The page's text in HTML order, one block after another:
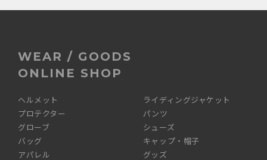
WEAR / GOODS
ONLINE SHOP
ヘルメット
ライディングジャケット
プロテクター
パンツ
グローブ
シューズ
バッグ
キャップ・帽子
アパレル
グッズ